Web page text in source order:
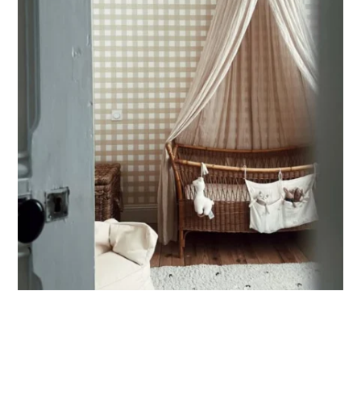
partie basse) ou pour les murs très longs.
Ce format permet de concentrer le visuel sur la partie
supérieure du mur.
Conçu pour les très grands murs, afin d’obtenir un visuel
ample et immersif.
🔹
Adapté aux espaces où la hauteur est plus importante que
la largeur (montées d’escalier, pans de mur étroits, etc.).